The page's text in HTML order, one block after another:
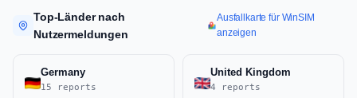
Top-Länder nach
Nutzermeldungen
Ausfallkarte für WinSIM
anzeigen
Germany
15 reports
United Kingdom
4 reports